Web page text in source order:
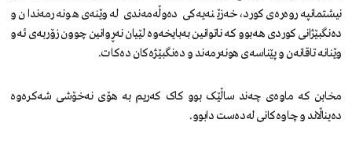
نیشتمانپەروەرەی کورد، خەزێنەیەکی دەوڵەمەندی لە وێنەی هونەرمەندان و
دەنگبێژانی کوردی هەبوو کە ناتوانین بەبایخەوە لێیان نەڕوانین چوون زۆربەی ئەو
وێنانە تاقانەن و پێناسەی هونەرمەند و دەنگبێژەکان دەکات.
مخابن کە ماوەی چەند ساڵێک بوو کاک کەریم بە هۆی نەخۆشی شەکرەوە
دەیناڵاند و چاوەکانی لەدەست دابوو.